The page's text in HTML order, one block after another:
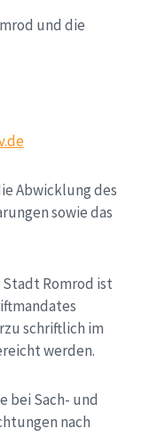
und die
Abwicklung des
sowie das
Romrod ist
schriftlich im
werden.
bei Sach- und
nach